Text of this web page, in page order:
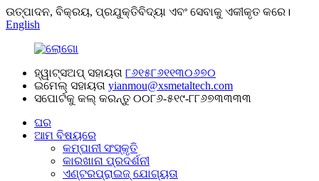
ଉତ୍ପାଦନ, ବିକ୍ରୟ, ପ୍ରଯୁକ୍ତିବିଦ୍ୟା ଏବଂ ସେବାକୁ ଏକୀକୃତ କରେ।
English
ହ୍ୱାଟ୍ସଅପ୍ ସହାୟତା ୮୬୧୫୮୬୧୧୩୦୬୭୦
ଇମେଲ୍ ସହାୟତା yianmou@xsmetaltech.com
ସପୋର୍ଟକୁ କଲ୍ କରନ୍ତୁ ୦୦୮୬-୫୧୯-୮୮୬୭୩୩୩୩
ଘର
ଆମ ବିଷୟରେ
କମ୍ପାନୀ ସଂସ୍କୃତି
କାରଖାନା ପ୍ରଦର୍ଶନୀ
ଏଣ୍ଟରପ୍ରାଇଜ୍ ଯୋଗ୍ୟତା